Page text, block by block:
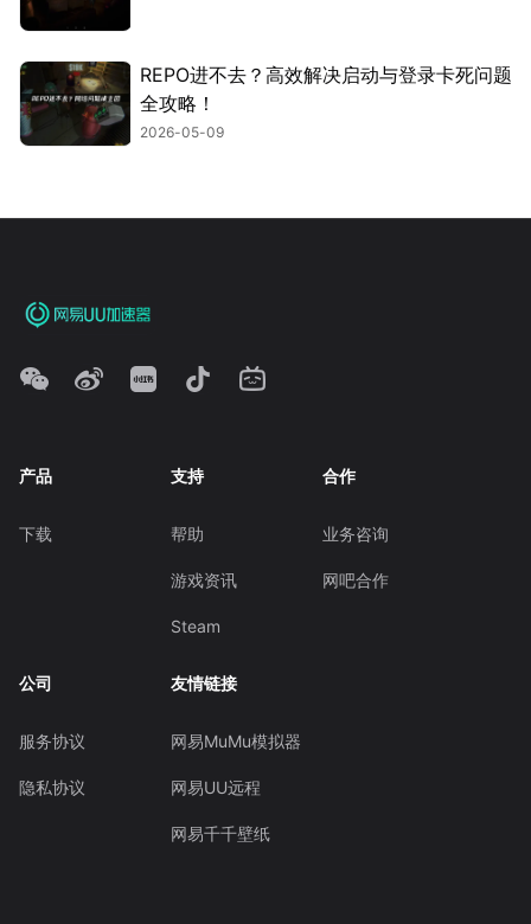
REPO进不去？高效解决启动与登录卡死问题
全攻略！
2026-05-09
产品
下载
支持
帮助
游戏资讯
Steam
合作
业务咨询
网吧合作
公司
服务协议
隐私协议
友情链接
网易MuMu模拟器
网易UU远程
网易千千壁纸